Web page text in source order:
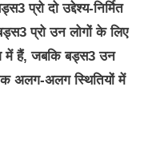
प्रो दो उद्देश्य-निर्मित
प्रो उन लोगों के लिए
में हैं, जबकि बड्स3 उन
अलग-अलग स्थितियों में